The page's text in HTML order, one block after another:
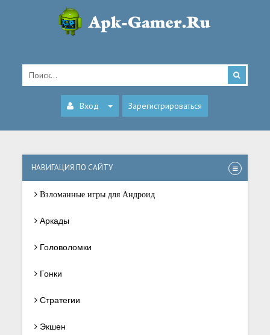
Вход Зарегистрироваться
НАВИГАЦИЯ ПО САЙТУ
Взломанные игры для Андроид
Аркады
Головоломки
Гонки
Стратегии
Экшен